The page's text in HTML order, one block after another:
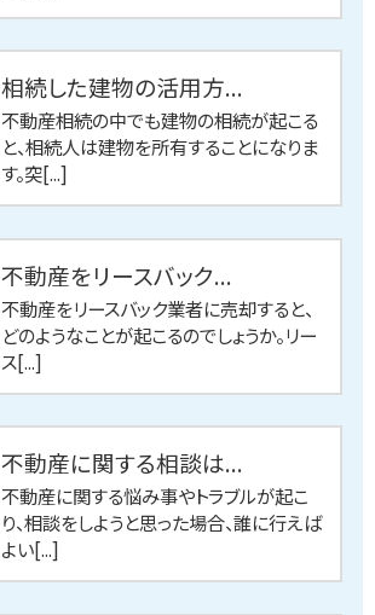
相続した建物の活用方...
不動産相続の中でも建物の相続が起こる
と、相続人は建物を所有することになりま
す。突[...]
不動産をリースバック...
不動産をリースバック業者に売却すると、
どのようなことが起こるのでしょうか。リー
ス[...]
不動産に関する相談は...
不動産に関する悩み事やトラブルが起こ
り、相談をしようと思った場合、誰に行えば
よい[...]